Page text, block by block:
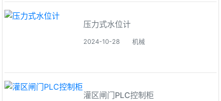
压力式水位计
2024-10-28 机械
灌区闸门PLC控制柜